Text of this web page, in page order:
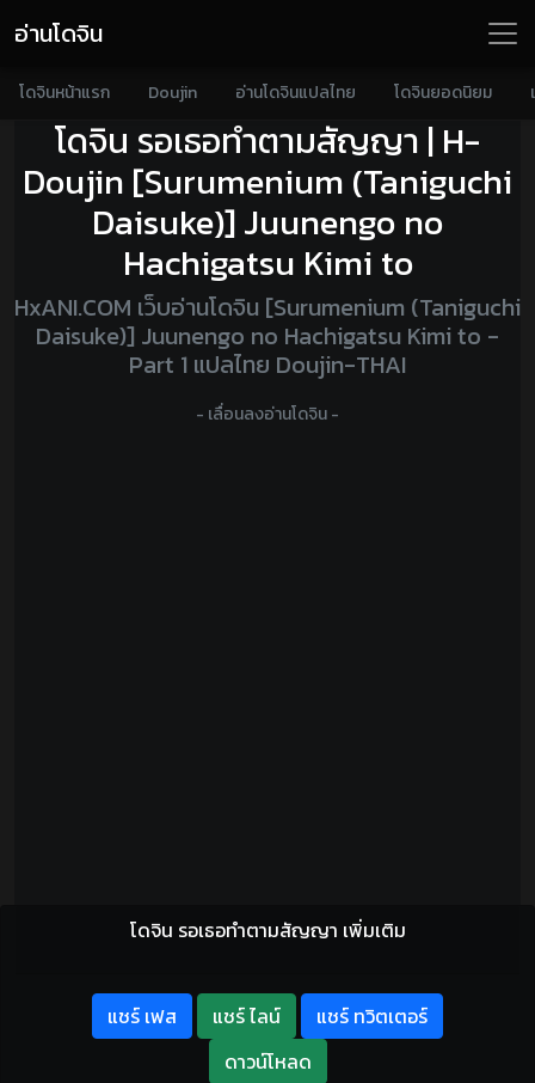
อ่านโดจิน
โดจินหน้าแรก Doujin อ่านโดจินแปลไทย โดจินยอดนิยม
โดจิน รอเธอทำตามสัญญา | H-
Doujin [Surumenium (Taniguchi
Daisuke)] Juunengo no
Hachigatsu Kimi to
HxANI.COM เว็บอ่านโดจิน [Surumenium (Taniguchi
Daisuke)] Juunengo no Hachigatsu Kimi to -
Part 1 แปลไทย Doujin-THAI
- เลื่อนลงอ่านโดจิน -
โดจิน รอเธอทำตามสัญญา เพิ่มเติม
แชร์ เฟส แชร์ ไลน์
แชร์ ทวิตเตอร์
ดาวน์โหลด